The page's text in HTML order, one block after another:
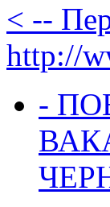
< --
http://
-